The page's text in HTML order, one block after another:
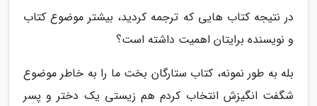
در نتیجه کتاب هایی که ترجمه کردید، بیشتر موضوع کتاب
و نویسنده برایتان اهمیت داشته است؟
بله به طور نمونه، کتاب ستارگان بخت ما را به خاطر موضوع
شگفت انگیزش انتخاب کردم هم زیستی یک دختر و پسر